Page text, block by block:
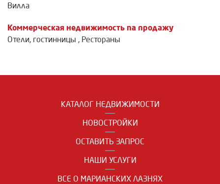
Вилла
Коммерческая недвижимость na продажу
Отели, гостинницы , Рестораны
КАТАЛОГ НЕДВИЖИМОСТИ
НОВОСТРОЙКИ
ОСТАВИТЬ ЗАПРОС
НАШИ УСЛУГИ
ВСЕ О МАРИАНСКИХ ЛАЗНЯХ